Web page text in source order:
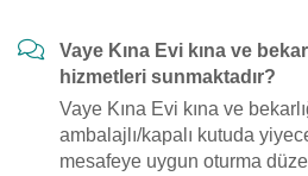
Vaye Kına Evi kına ve
hizmetleri sunmaktadır?
Vaye Kına Evi kına ve
ambalajlı/kapalı kutuda
mesafeye uygun oturma